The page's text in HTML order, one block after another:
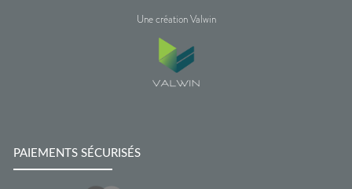
Une création Valwin
PAIEMENTS SÉCURISÉS